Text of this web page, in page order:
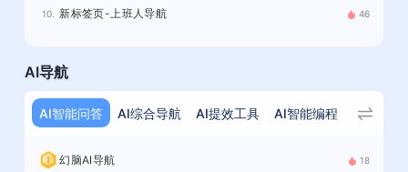
10. 新标签页-上班人导航 46
AI导航
AI智能问答 AI综合导航 AI提效工具 AI智能编程 AI专业设
幻脑AI导航 18